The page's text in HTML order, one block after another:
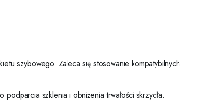
szybowego. Zaleca się stosowanie kompatybilnych
szklenia i obniżenia trwałości skrzydła.